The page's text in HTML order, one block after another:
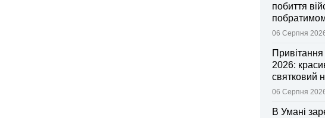
побиття
контроль
06 Серпня
2026:
святковий
06 Серпня
В Умані